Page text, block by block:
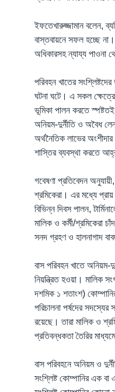
ইফতেখারুজ্জামান বলেন,
বাস্তবায়নে সফল হচ্ছে
অধিকারসহ ন্যায্য পাওনা
পরিবহন খাতের
ঘটনা ঘটে। এ সকল
ভূমিকা পালন করতে
অনিয়ম-দুর্নীতি ও অবৈধ
অর্থনৈতিক লাভের
শাস্তির ব্যবস্থা করতে
গবেষণা প্রতিবেদন
শ্রমিকেরা। এর মধ্যে
বিভিন্ন দিবস পালন,
মালিক ও কর্মী/শ্রমিকেরা
সনদ গ্রহণ ও হালনাগাদ
বাস পরিবহন খাতে অনিয়ম-
নিয়ন্ত্রিত হওয়া। মালিক
দশমিক ১ শতাংশ)
পরিচালনা পর্ষদের
রয়েছে। তারা মালিক ও
প্রতিবন্ধকতা তৈরির
বাস পরিবহনে অনিয়ম ও
সংশ্লিষ্ট কোম্পানির এক